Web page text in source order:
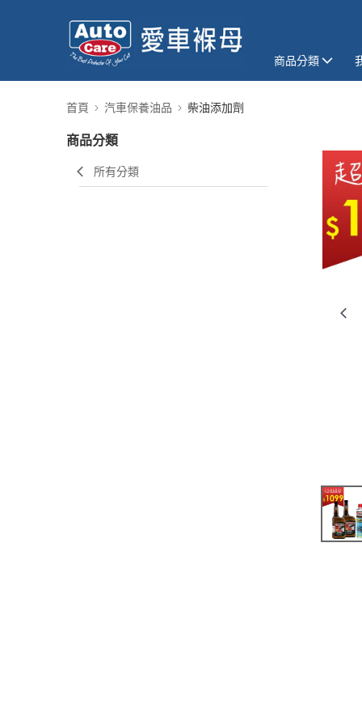
商品分類
首頁 汽車保養油品 柴油添加劑
商品分類
所有分類